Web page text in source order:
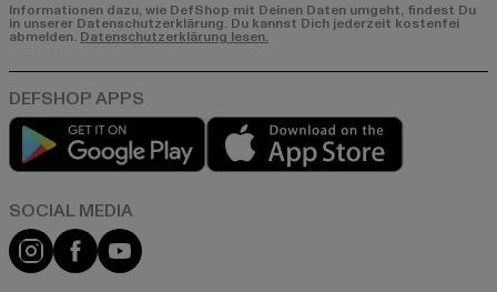
Informationen dazu, wie DefShop mit Deinen Daten umgeht, findest Du
in unserer Datenschutzerklärung. Du kannst Dich jederzeit kostenfei
abmelden.Datenschutzerklärung lesen.
Play market
Instagram
FacebookYouTube